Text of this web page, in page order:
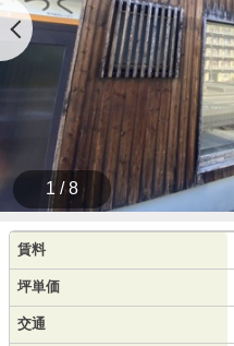
1 / 8
賃料
坪単価
交通